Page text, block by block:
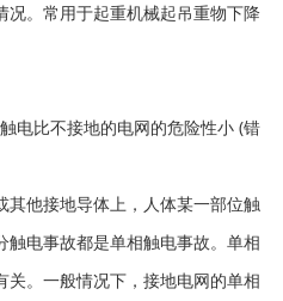
。常用于起重机械起吊重物下降
电比不接地的电网的危险性小 (错
他接地导体上，人体某一部位触
电事故都是单相触电事故。单相
。一般情况下，接地电网的单相